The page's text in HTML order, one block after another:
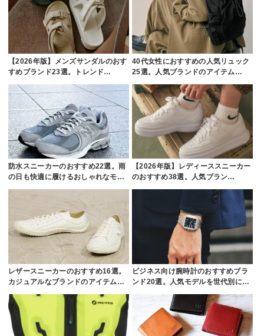
【2026年版】メンズサンダルのおす
すめブランド23選。トレンド…
40代女性におすすめの人気リュック
25選。人気ブランドのアイテム…
防水スニーカーのおすすめ22選。雨
の日も快適に履けるおしゃれなモ…
【2026年版】レディーススニーカー
のおすすめ38選。人気ブラン…
レザースニーカーのおすすめ16選。
カジュアルなブランドのアイテム…
ビジネス向け腕時計のおすすめブラ
ンド20選。人気モデルを世代別に…